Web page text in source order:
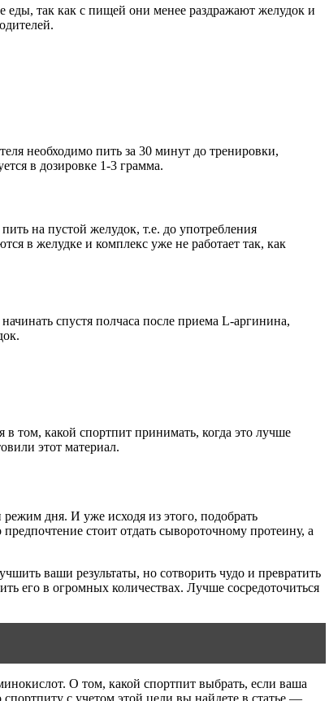
еды, так как с пищей они менее раздражают желудок и
необходимо пить за 30 минут до тренировки,
в дозировке 1-3 грамма.
на пустой желудок, т.е. до употребления
в желудке и комплекс уже не работает так, как
спустя полчаса после приема L-аргинина,
том, какой спортпит принимать, когда это лучше
этот материал.
дня. И уже исходя из этого, подобрать
стоит отдать сывороточному протеину, а
ваши результаты, но сотворить чудо и превратить
его в огромных количествах. Лучше сосредоточиться
О том, какой спортпит выбрать, если ваша
спортпиту с учетом этой цели вы найдете в статье —